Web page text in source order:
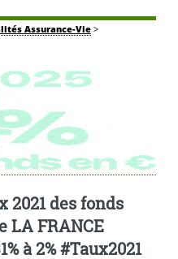
Assurance-Vie>
2021 des fonds
LA FRANCE
à 2% #Taux2021